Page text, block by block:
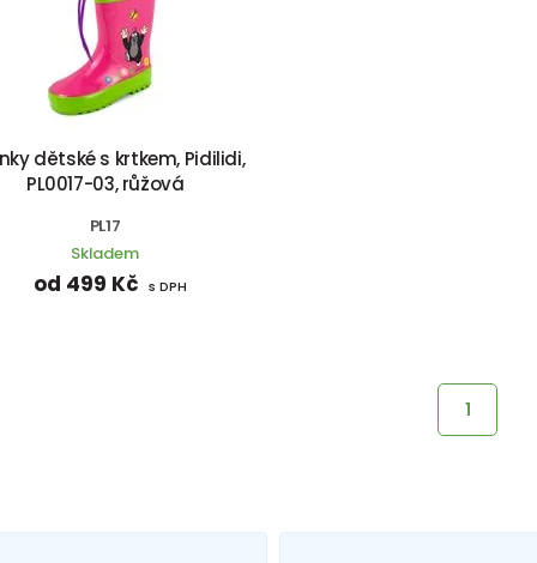
dětské s krtkem, Pidilidi,
PL0017-03, růžová
PL17
Skladem
od 499 Kč s DPH
1